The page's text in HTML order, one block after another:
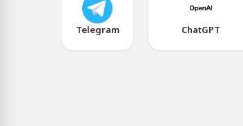
Telegram ChatGPT